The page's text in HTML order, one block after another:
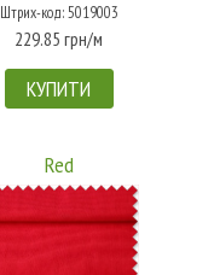
Штрих-код: 5019003
229.85 грн/м
КУПИТИ
Red